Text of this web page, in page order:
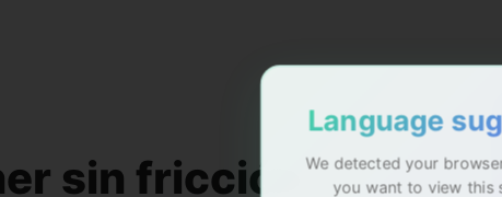
Language
We detected your
you want to view this
sin fricción